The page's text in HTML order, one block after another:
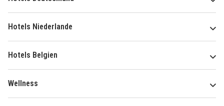
Hotels Niederlande
Hotels Belgien
Wellness